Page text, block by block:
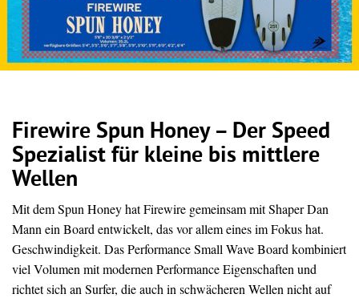
Firewire Spun Honey – Der Speed
Spezialist für kleine bis mittlere
Wellen
Mit dem Spun Honey hat Firewire gemeinsam mit Shaper Dan
Mann ein Board entwickelt, das vor allem eines im Fokus hat.
Geschwindigkeit. Das Performance Small Wave Board kombiniert
viel Volumen mit modernen Performance Eigenschaften und
richtet sich an Surfer, die auch in schwächeren Wellen nicht auf